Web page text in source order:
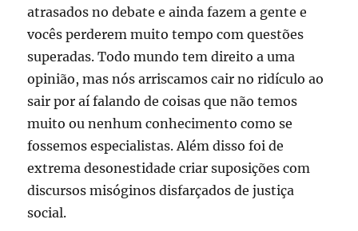
atrasados no debate e ainda fazem a gente e
vocês perderem muito tempo com questões
superadas. Todo mundo tem direito a uma
opinião, mas nós arriscamos cair no ridículo ao
sair por aí falando de coisas que não temos
muito ou nenhum conhecimento como se
fossemos especialistas. Além disso foi de
extrema desonestidade criar suposições com
discursos misóginos disfarçados de justiça
social.